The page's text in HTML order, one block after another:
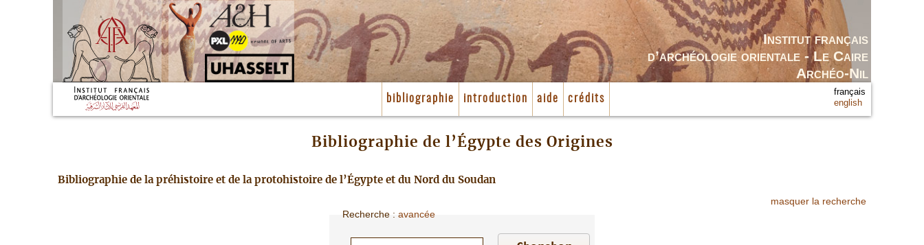
Institut français
d’archéologie orientale - Le Caire
Archéo-Nil
bibliographie introduction aide crédits
français
english
Bibliographie de l’Égypte des Origines
Bibliographie de la préhistoire et de la protohistoire de l’Égypte et du Nord du Soudan
masquer la recherche
Recherche :avancée